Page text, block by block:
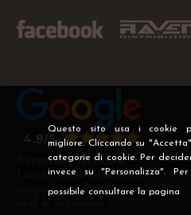
Questo sito usa i cookie
migliore. Cliccando su
categorie di cookie. Per
invece su "Personalizza".
possibile consultare la pagina
Recensioni Verificate
I nostri clienti soddisfatti
valgono più di mille parole